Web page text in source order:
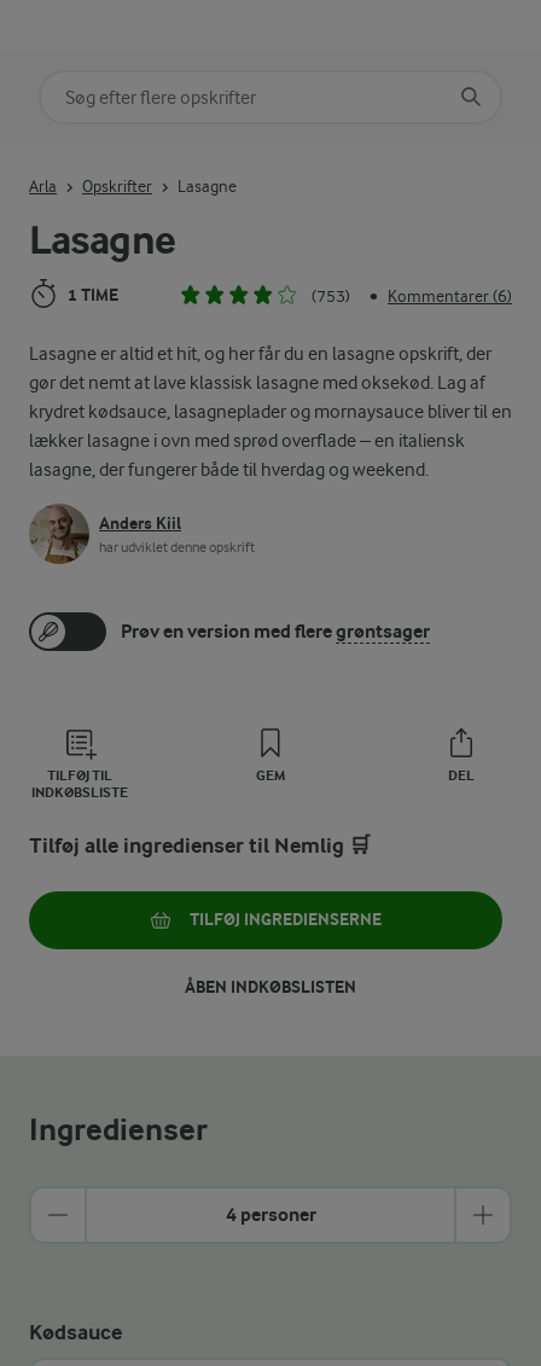
Lasagne
1 TIME (753) • Kommentarer (6)
Lasagne er altid et hit, og her får du en lasagne opskrift, der
gør det nemt at lave klassisk lasagne med oksekød. Lag af
krydret kødsauce, lasagneplader og mornaysauce bliver til en
lækker lasagne i ovn med sprød overflade – en italiensk
lasagne, der fungerer både til hverdag og weekend.
Anders Kiil
har udviklet denne opskrift
Prøv en version med fleregrøntsager
TILFØJ TIL
INDKØBSLISTE
GEM DEL
Arla Opskrifter Lasagne
Tilføj alle ingredienser til Nemlig 🛒
TILFØJ INGREDIENSERNE
ÅBEN INDKØBSLISTEN
Ingredienser
4 personer
Kødsauce
Søg på kategori